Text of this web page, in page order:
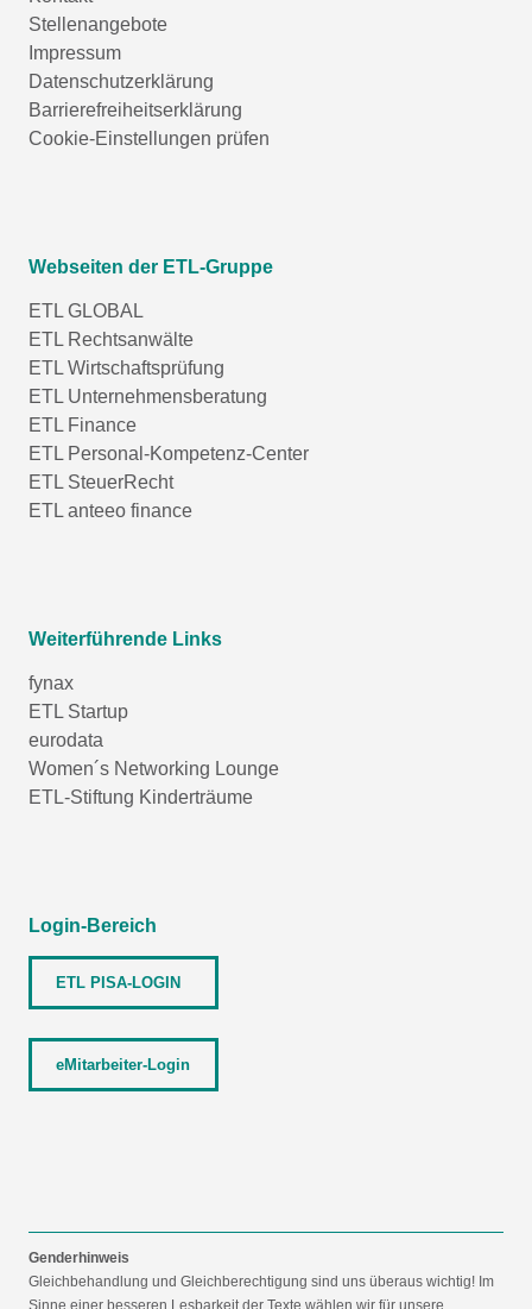
Stellenangebote
Impressum
Datenschutzerklärung
Barrierefreiheitserklärung
Cookie-Einstellungen prüfen
Webseiten der ETL-Gruppe
ETL GLOBAL
ETL Rechtsanwälte
ETL Wirtschaftsprüfung
ETL Unternehmensberatung
ETL Finance
ETL Personal-Kompetenz-Center
ETL SteuerRecht
ETL anteeo finance
Weiterführende Links
fynax
ETL Startup
eurodata
Women´s Networking Lounge
ETL-Stiftung Kinderträume
Login-Bereich
ETL PISA-LOGIN
eMitarbeiter-Login
Genderhinweis
Gleichbehandlung und Gleichberechtigung sind uns überaus wichtig! Im
Sinne einer besseren Lesbarkeit der Texte wählen wir für unsere